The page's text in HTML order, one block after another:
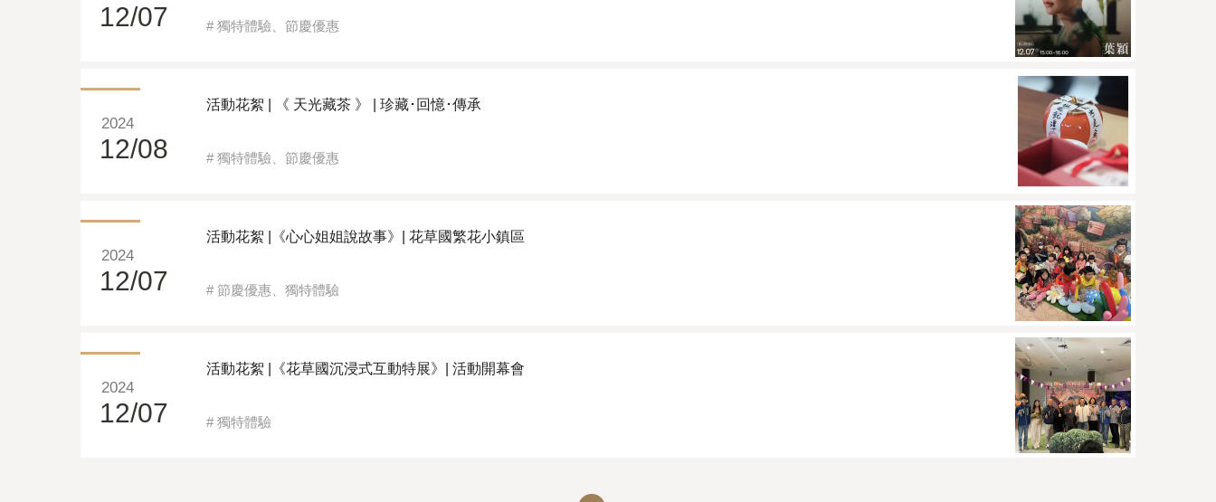
12/07 #獨特體驗 、節慶優惠
2024
12/08
活動花絮 | 《 天光藏茶 》 | 珍藏･回憶･傳承
#獨特體驗 、節慶優惠
2024
12/07
活動花絮 |《心心姐姐說故事》| 花草國繁花小鎮區
#節慶優惠 、獨特體驗
2024
12/07
活動花絮 |《花草國沉浸式互動特展》| 活動開幕會
#獨特體驗